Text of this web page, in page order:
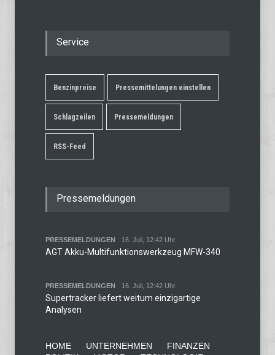
Service
Benzinpreise Pressemittelungen einstellen
Schlagzeilen Pressemeldungen
RSS-Feed
Pressemeldungen
PRESSEMELDUNGEN 16. Juli, 12:42 Uhr
AGT Akku-Multifunktionswerkzeug MFW-340
PRESSEMELDUNGEN 16. Juli, 12:42 Uhr
Supertracker liefert weitum einzigartige
Analysen
HOME UNTERNEHMEN
FINANZEN